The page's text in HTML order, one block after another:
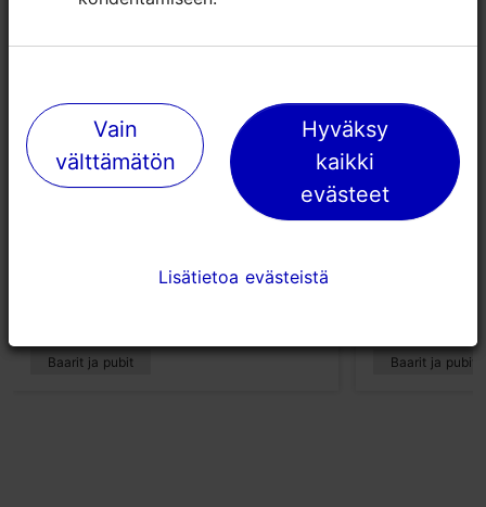
Junimperium baari
Baarit ja pubit Baarit ja pubit
Vain
välttämätön
Hyväksy
kaikki
evästeet
Lisätietoa evästeistä
Vain
välttämätön
Hyväksy
kaikki
evästeet
Lisätietoa evästeistä